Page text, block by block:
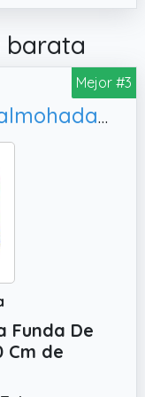
barata
Mejor #3
PinkZebra Funda de almohada, mariposas multicolor
Funda De
Cm de